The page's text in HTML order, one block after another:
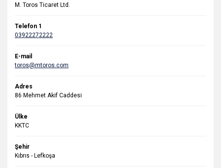
M. Toros Ticaret Ltd.
Telefon 1
03922272222
E-mail
toros@mtoros.com
Adres
86 Mehmet Akif Caddesi
Ülke
KKTC
Şehir
Kıbrıs - Lefkoşa